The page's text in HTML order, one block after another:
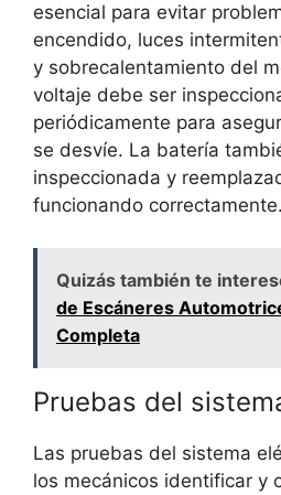
esencial para evitar
encendido, luces
y sobrecalentamiento del
voltaje debe ser
periódicamente para
se desvíe. La batería
inspeccionada y
funcionando correctamente.
Quizás también te
de Escáneres
Completa
Pruebas del
Las pruebas del sistema
los mecánicos identificar y